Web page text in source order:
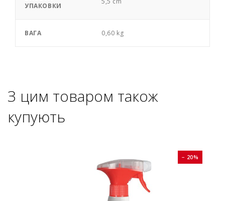
УПАКОВКИ
ВАГА 0,60 kg
З цим товаром також
купують
− 20%